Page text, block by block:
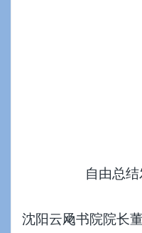
自由总
沈阳云飏书院院长